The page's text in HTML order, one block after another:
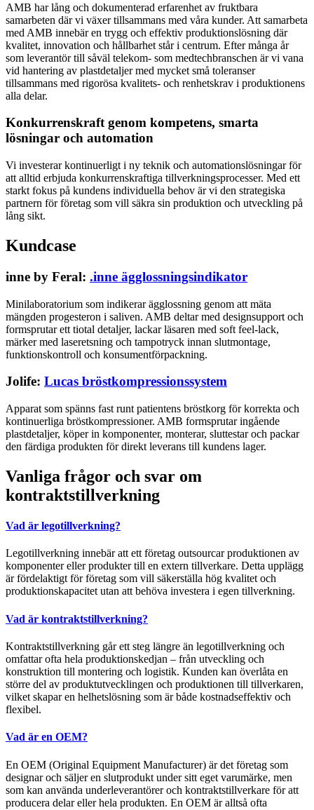
AMB har lång och dokumenterad erfarenhet av fruktbara
samarbeten där vi växer tillsammans med våra kunder. Att samarbeta
med AMB innebär en trygg och effektiv produktionslösning där
kvalitet, innovation och hållbarhet står i centrum. Efter många år
som leverantör till såväl telekom- som medtechbranschen är vi vana
vid hantering av plastdetaljer med mycket små toleranser
tillsammans med rigorösa kvalitets- och renhetskrav i produktionens
alla delar.
Konkurrenskraft genom kompetens, smarta
lösningar och automation
Vi investerar kontinuerligt i ny teknik och automationslösningar för
att alltid erbjuda konkurrenskraftiga tillverkningsprocesser. Med ett
starkt fokus på kundens individuella behov är vi den strategiska
partnern för företag som vill säkra sin produktion och utveckling på
lång sikt.
Kundcase
inne by Feral: .inne ägglossningsindikator
Minilaboratorium som indikerar ägglossning genom att mäta
mängden progesteron i saliven. AMB deltar med designsupport och
formsprutar ett tiotal detaljer, lackar läsaren med soft feel-lack,
märker med laseretsning och tampotryck innan slutmontage,
funktionskontroll och konsumentförpackning.
Jolife: Lucas bröstkompressionssystem
Apparat som spänns fast runt patientens bröstkorg för korrekta och
kontinuerliga bröstkompressioner. AMB formsprutar ingående
plastdetaljer, köper in komponenter, monterar, sluttestar och packar
den färdiga produkten för direkt leverans till kundens lager.
Vanliga frågor och svar om
kontraktstillverkning
Vad är legotillverkning?
Legotillverkning innebär att ett företag outsourcar produktionen av
komponenter eller produkter till en extern tillverkare. Detta upplägg
är fördelaktigt för företag som vill säkerställa hög kvalitet och
produktionskapacitet utan att behöva investera i egen tillverkning.
Vad är kontraktstillverkning?
Kontraktstillverkning går ett steg längre än legotillverkning och
omfattar ofta hela produktionskedjan – från utveckling och
konstruktion till montering och logistik. Kunden kan överlåta en
större del av produktutvecklingen och produktionen till tillverkaren,
vilket skapar en helhetslösning som är både kostnadseffektiv och
flexibel.
Vad är en OEM?
En OEM (Original Equipment Manufacturer) är det företag som
designar och säljer en slutprodukt under sitt eget varumärke, men
som kan använda underleverantörer och kontraktstillverkare för att
producera delar eller hela produkten. En OEM är alltså ofta